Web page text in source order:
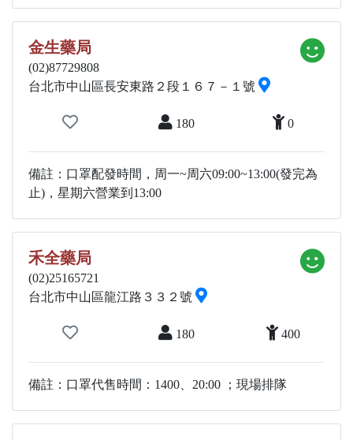
金生藥局
(02)87729808
台北市中山區長安東路２段１６７－１號
180 0
備註：口罩配發時間，周一~周六09:00~13:00(發完為
止)，星期六營業到13:00
禾全藥局
(02)25165721
台北市中山區龍江路３３２號
180 400
備註：口罩代售時間：1400、20:00 ；現場排隊